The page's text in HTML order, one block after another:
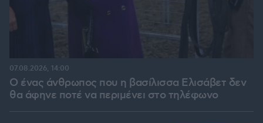
Ο ένας άνθρωπος που η βασίλισσα Ελισάβετ δεν
θα άφηνε ποτέ να περιμένει στο τηλέφωνο
07.08.2026, 14:00